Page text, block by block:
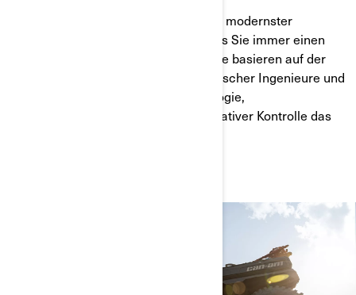
Mit dem ersten elektrischen ATV und modernster
Technologie sorgt Can-Am dafür, dass Sie immer einen
Schritt voraus sind. Unsere Fahrzeuge basieren auf der
jahrelangen Innovationsarbeit kanadischer Ingenieure und
bieten dank fortschrittlicher Technologie,
unvergleichlichem Komfort und ultimativer Kontrolle das